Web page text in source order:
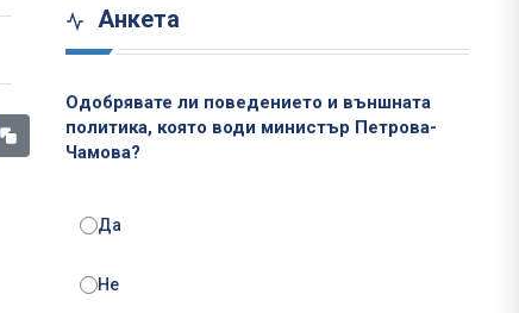
Анкета
Одобрявате ли поведението и външната
политика, която води министър Петрова-
Чамова?
Да
Не